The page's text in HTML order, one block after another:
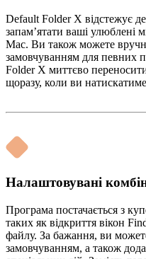
Default Folder X відстежує
запам’ятати ваші улюблені
Mac. Ви також можете
замовчуванням для певних
Folder X миттєво
щоразу, коли ви
Налаштовувані
Програма постачається з
таких як відкриття вікон
файлу. За бажання, ви
замовчуванням, а також